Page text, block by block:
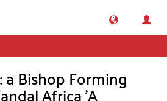
Bishop Forming
Africa 'A